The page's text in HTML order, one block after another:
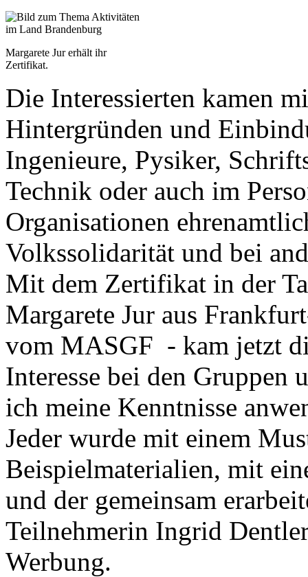
Margarete Jur erhält ihr
Zertifikat.
Die Interessierten kamen
Hintergründen und
Ingenieure, Pysiker,
Technik oder auch im
Organisationen
Volkssolidarität und bei
Mit dem Zertifikat in der
Margarete Jur aus
vom MASGF - kam jetzt
Interesse bei den Gruppen
ich meine Kenntnisse
Jeder wurde mit einem
Beispielmaterialien, mit
und der gemeinsam
Teilnehmerin Ingrid
Werbung.